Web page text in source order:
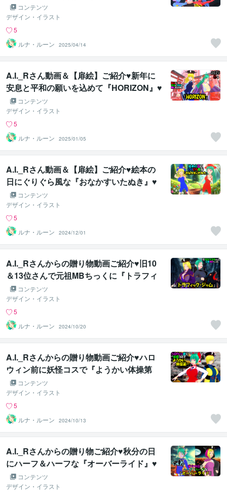
コンテンツ
デザイン・イラスト
5
ルナ・ルーン
2025/04/14
A.I._Rさん動画＆【扉絵】ご紹介♥新年に
安息と平和の願いを込めて『HORIZON』♥
コンテンツ
デザイン・イラスト
5
ルナ・ルーン
2025/01/05
A.I._Rさん動画＆【扉絵】ご紹介♥絵本の
日にぐりぐら風な『おなかすいたぬき』♥
コンテンツ
デザイン・イラスト
5
ルナ・ルーン
2024/12/01
A.I._Rさんからの贈り物動画ご紹介♥旧10
＆13位さんで元祖MBちっくに『トラフィ
ック・ジャム』♥
コンテンツ
デザイン・イラスト
5
ルナ・ルーン
2024/10/20
A.I._Rさんからの贈り物動画ご紹介♥ハロ
ウィン前に妖怪コスで『ようかい体操第
一』♥コンテンツ
デザイン・イラスト
5
ルナ・ルーン
2024/10/13
A.I._Rさんからの贈り物ご紹介♥秋分の日
にハーフ＆ハーフな『オーバーライド』♥
コンテンツ
デザイン・イラスト